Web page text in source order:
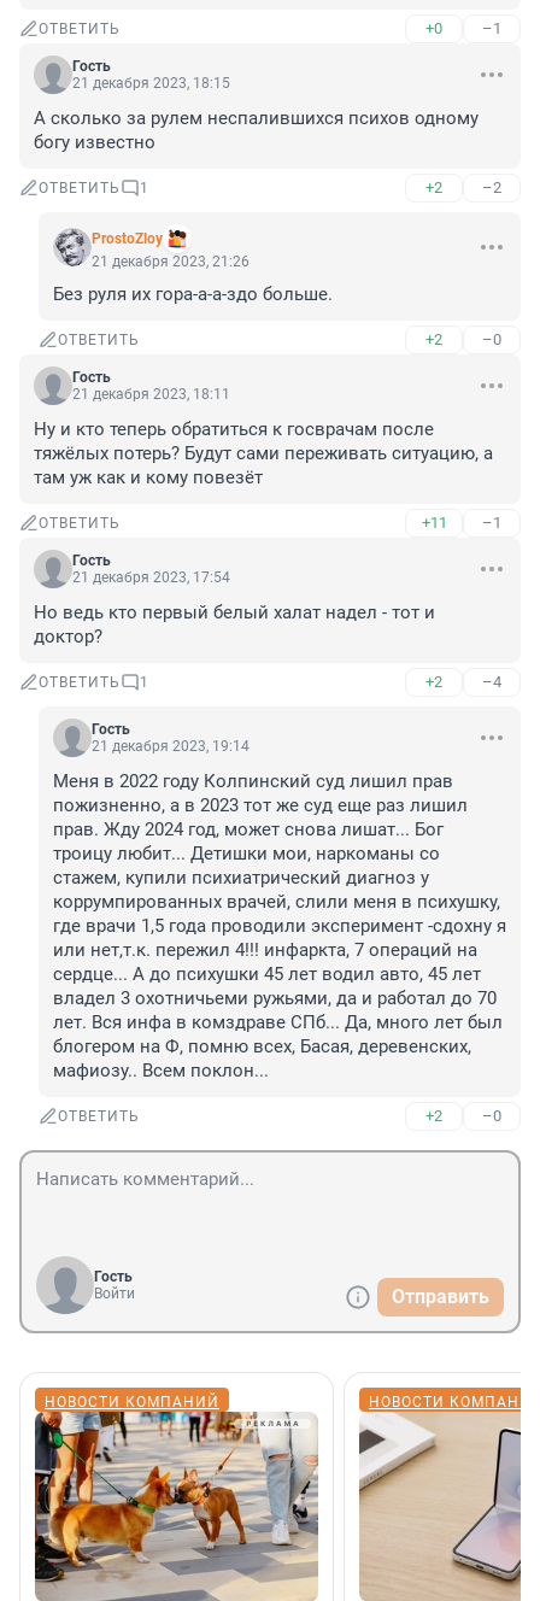
ОТВЕТИТЬ +0 –1
Гость
21 декабря 2023, 18:15
А сколько за рулем неспалившихся психов одному
богу известно
ОТВЕТИТЬ 1 +2 –2
ProstoZloy
21 декабря 2023, 21:26
Без руля их гора-а-а-здо больше.
ОТВЕТИТЬ +2 –0
Гость
21 декабря 2023, 18:11
Ну и кто теперь обратиться к госврачам после
тяжёлых потерь? Будут сами переживать ситуацию, а
там уж как и кому повезёт
ОТВЕТИТЬ +11 –1
Гость
21 декабря 2023, 17:54
Но ведь кто первый белый халат надел - тот и
доктор?
ОТВЕТИТЬ 1 +2 –4
Гость
21 декабря 2023, 19:14
Меня в 2022 году Колпинский суд лишил прав
пожизненно, а в 2023 тот же суд еще раз лишил
прав. Жду 2024 год, может снова лишат... Бог
троицу любит... Детишки мои, наркоманы со
стажем, купили психиатрический диагноз у
коррумпированных врачей, слили меня в психушку,
где врачи 1,5 года проводили эксперимент -сдохну я
или нет,т.к. пережил 4!!! инфаркта, 7 операций на
сердце... А до психушки 45 лет водил авто, 45 лет
владел 3 охотничьеми ружьями, да и работал до 70
лет. Вся инфа в комздраве СПб... Да, много лет был
блогером на Ф, помню всех, Басая, деревенских,
мафиозу.. Всем поклон...
ОТВЕТИТЬ +2 –0
Гость
Войти
Отправить
НОВОСТИ КОМПАНИЙ НОВОСТИ